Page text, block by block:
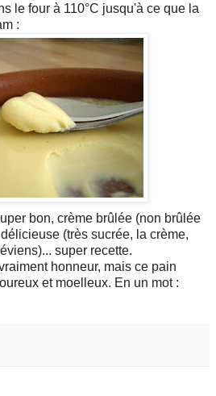
le four à 110°C jusqu'à ce que la
:
bon, crème brûlée (non brûlée
(très sucrée, la crème,
super recette.
honneur, mais ce pain
et moelleux. En un mot :